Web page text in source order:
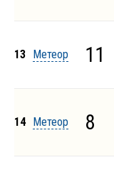
13 Метеор 11
14 Метеор 8